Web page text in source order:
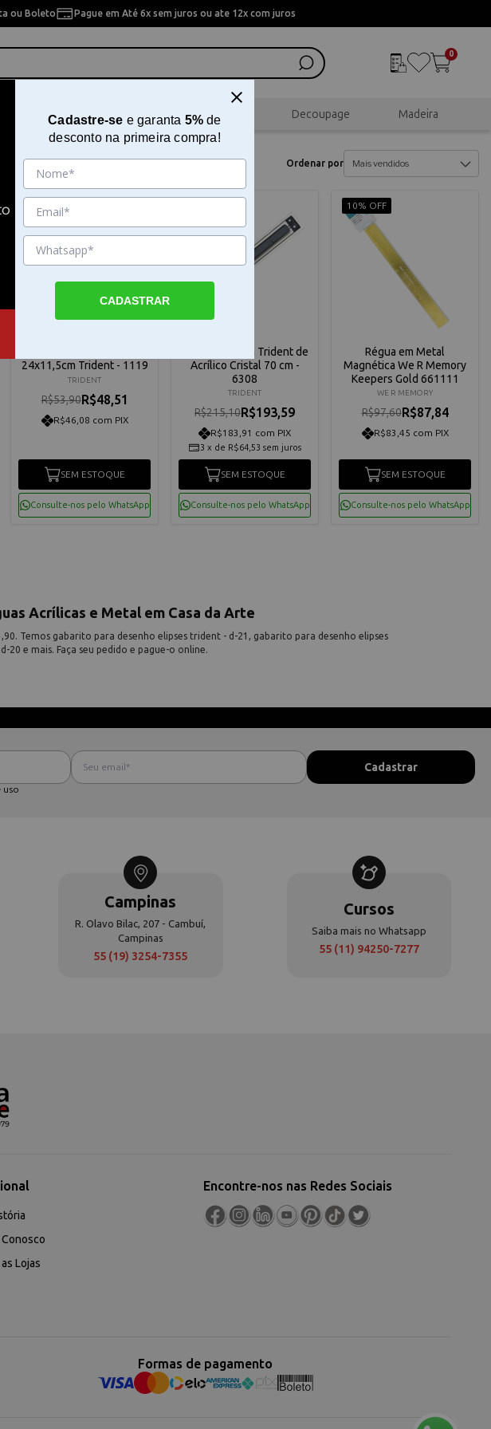
ou Boleto Pague em Até 6x sem juros ou ate 12x com juros
0
Pintura Artesanal Scrapbook Decoupage Madeira
Ordenar por
10% OFF
24x11,5cm Trident - 1119
TRIDENT
R$53,90R$48,51
R$46,08 com PIX
SEM ESTOQUE
Consulte-nos pelo WhatsApp
Régua Paralela Trident de
Acrílico Cristal 70 cm -
6308
TRIDENT
R$215,10R$193,59
R$183,91 com PIX
3 x de R$64,53 sem juros
SEM ESTOQUE
Consulte-nos pelo WhatsApp
10% OFF
Régua em Metal
Magnética We R Memory
Keepers Gold 661111
WE R MEMORY
R$97,60R$87,84
R$83,45 com PIX
SEM ESTOQUE
Consulte-nos pelo WhatsApp
Acrílicas e Metal em Casa da Arte
Temos gabarito para desenho elipses trident - d-21, gabarito para desenho elipses
20 e mais. Faça seu pedido e pague-o online.
uso
Campinas
R. Olavo Bilac, 207 - Cambuí,
Campinas
55 (19) 3254-7355
Cursos
Saiba mais no Whatsapp
55 (11) 94250-7277
Lojas
Encontre-nos nas Redes Sociais
Formas de pagamento
Cadastre-se e garanta 5%de
desconto na primeira compra!
CADASTRAR